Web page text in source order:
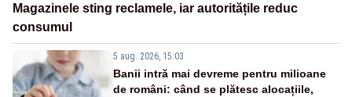
Magazinele sting reclamele, iar autoritățile reduc
consumul
5 aug. 2026, 15:03
Banii intră mai devreme pentru milioane
de români: când se plătesc alocațiile,